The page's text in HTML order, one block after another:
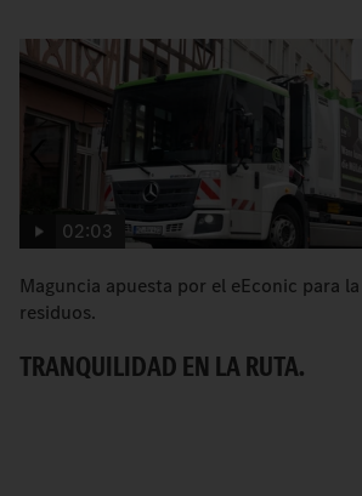
02:03
Maguncia apuesta por el eEconic para
residuos.
TRANQUILIDAD EN LA RUTA.